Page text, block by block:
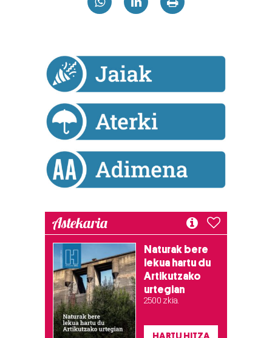
Astekaria
Naturak bere
lekua hartu du
Artikutzako
urtegian
2.500 zkia.